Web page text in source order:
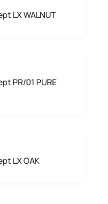
LX WALNUT
PR/01 PURE
LX OAK